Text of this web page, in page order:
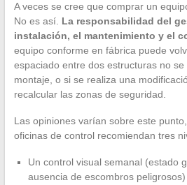
A veces se cree que comprar un
No es así. La responsabilidad del
instalación, el mantenimiento y el
equipo conforme en fábrica puede
espaciado entre dos estructuras no
montaje, o si se realiza una
recalcular las zonas de seguridad.
Las opiniones varían sobre este
oficinas de control recomiendan tres
Un control visual semanal (estado
ausencia de escombros peligrosos)